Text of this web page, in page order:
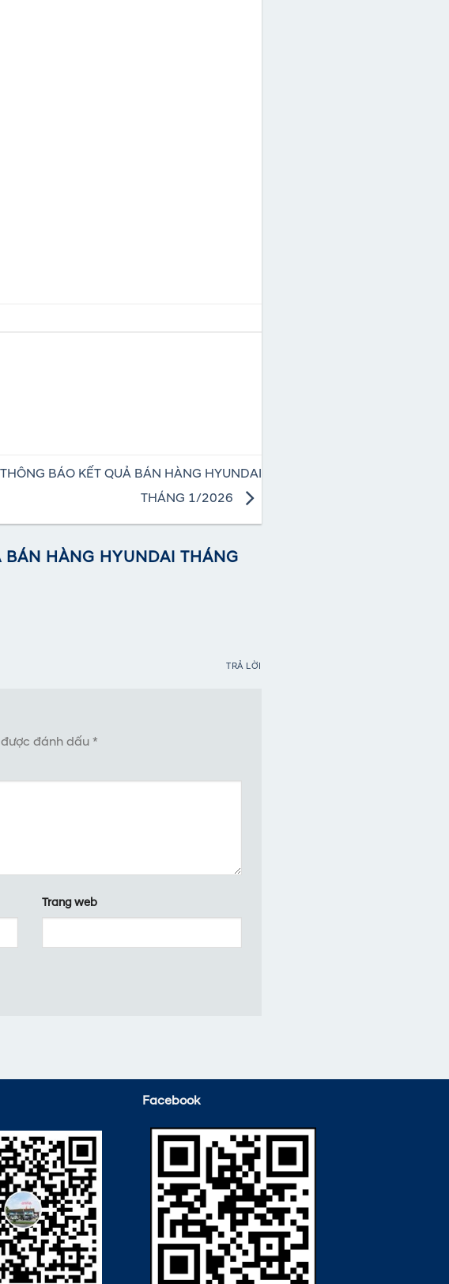
BÁO KẾT QUẢ BÁN HÀNG HYUNDAI
THÁNG 1/2026
BÁN HÀNG HYUNDAI THÁNG
TRẢ LỜI
đánh dấu*
Trang web
Facebook